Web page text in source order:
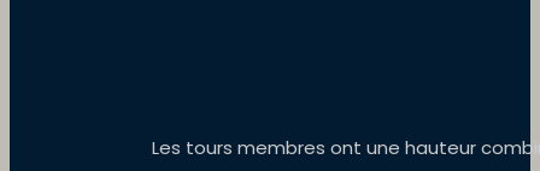
Les tours membres ont une hauteur